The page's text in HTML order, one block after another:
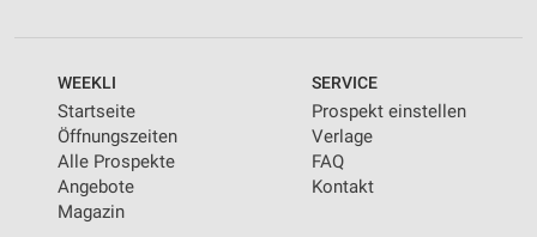
WEEKLI
Startseite
Öffnungszeiten
Alle Prospekte
Angebote
Magazin
SERVICE
Prospekt einstellen
Verlage
FAQ
Kontakt